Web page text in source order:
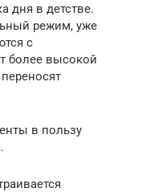
дня в детстве.
режим, уже
с
более высокой
в пользу